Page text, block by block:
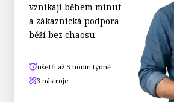
vznikají během minut –
a zákaznická podpora
běží bez chaosu.
ušetří až 5 hodin týdně
3 nástroje